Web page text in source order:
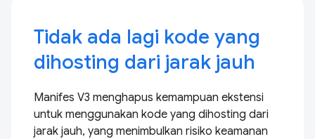
Tidak ada lagi kode yang
dihosting dari jarak jauh
Manifes V3 menghapus kemampuan ekstensi
untuk menggunakan kode yang dihosting dari
jarak jauh, yang menimbulkan risiko keamanan